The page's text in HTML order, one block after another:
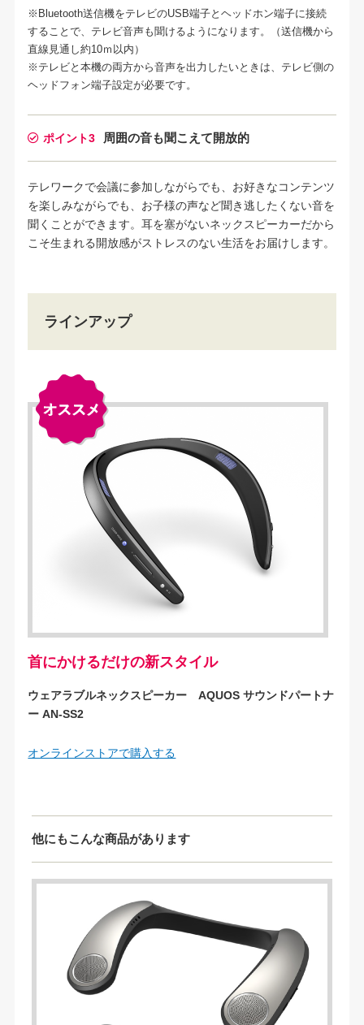
※Bluetooth送信機をテレビのUSB端子とヘッドホン端子に接続
することで、テレビ音声も聞けるようになります。（送信機から
直線見通し約10ｍ以内）
※テレビと本機の両方から音声を出力したいときは、テレビ側の
ヘッドフォン端子設定が必要です。
ポイント3 周囲の音も聞こえて開放的
テレワークで会議に参加しながらでも、お好きなコンテンツ
を楽しみながらでも、お子様の声など聞き逃したくない音を
聞くことができます。耳を塞がないネックスピーカーだから
こそ生まれる開放感がストレスのない生活をお届けします。
ラインアップ
首にかけるだけの新スタイル
ウェアラブルネックスピーカー AQUOS サウンドパートナ
ー AN-SS2
オンラインストアで購入する
他にもこんな商品があります